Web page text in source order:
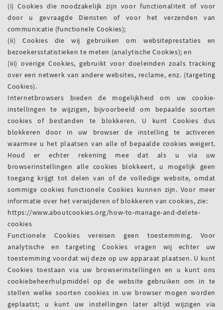
(i) Cookies die noodzakelijk zijn voor functionaliteit of voor
door u gevraagde Diensten of voor het verzenden van
communicatie (functionele Cookies);
(ii) Cookies die wij gebruiken om websiteprestaties en
bezoekersstatistieken te meten (analytische Cookies); en
(iii) overige Cookies, gebruikt voor doeleinden zoals tracking
over een netwerk van andere websites, reclame, enz. (targeting
Cookies).
Internetbrowsers bieden de mogelijkheid om uw cookie-
instellingen te wijzigen, bijvoorbeeld om bepaalde soorten
cookies of bestanden te blokkeren. U kunt Cookies dus
blokkeren door in uw browser de instelling te activeren
waarmee u het plaatsen van alle of bepaalde cookies weigert.
Houd er echter rekening mee dat als u via uw
browserinstellingen alle cookies blokkeert, u mogelijk geen
toegang krijgt tot delen van of de volledige website, omdat
sommige cookies functionele Cookies kunnen zijn. Voor meer
informatie over het verwijderen of blokkeren van cookies, zie:
https://www.aboutcookies.org/how-to-manage-and-delete-
cookies
Functionele Cookies vereisen geen toestemming. Voor
analytische en targeting Cookies vragen wij echter uw
toestemming voordat wij deze op uw apparaat plaatsen. U kunt
Cookies toestaan via uw browserinstellingen en u kunt ons
cookiebeheerhulpmiddel op de website gebruiken om in te
stellen welke soorten cookies in uw browser mogen worden
geplaatst; u kunt uw instellingen later altijd wijzigen via